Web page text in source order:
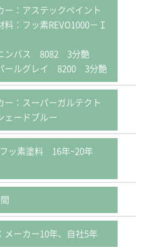
ー：アステックペイント
料：フッ素REVO1000－Ｉ
ンバス 8082 3分艶
ルグレイ 8200 3分艶
ー：スーパーガルテクト
ェードブルー
ッ素塗料 16年~20年
メーカー10年、自社5年